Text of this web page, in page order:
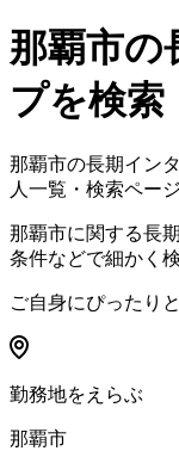
那覇市の
プを検索
那覇市の長期イン
人一覧・検索ページ
那覇市に関する長
条件などで細かく
ご自身にぴったり
勤務地をえらぶ
那覇市